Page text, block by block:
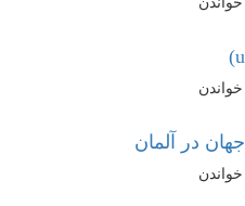
خواندن
در آلمان
خواندن